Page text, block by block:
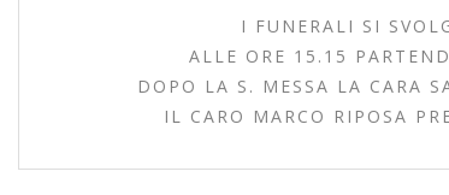
I FUNERALI SI
ALLE ORE 15.15
DOPO LA S. MESSA LA CARA
IL CARO MARCO RIPOSA